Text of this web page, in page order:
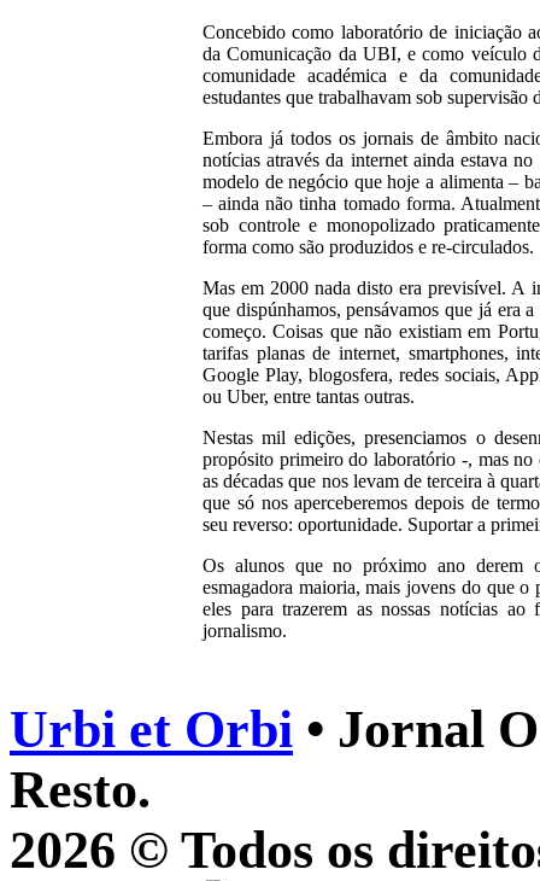
Concebido como laboratório de iniciação
da Comunicação da UBI, e como veículo
comunidade académica e da
estudantes que trabalhavam sob
Embora já todos os jornais de âmbito
notícias através da internet ainda estava
modelo de negócio que hoje a alimenta –
– ainda não tinha tomado forma.
sob controle e monopolizado
forma como são produzidos e re-circulados.
Mas em 2000 nada disto era previsível. A
que dispúnhamos, pensávamos que já era
começo. Coisas que não existiam em
tarifas planas de internet, smartphones,
Google Play, blogosfera, redes sociais,
ou Uber, entre tantas outras.
Nestas mil edições, presenciamos o
propósito primeiro do laboratório -, mas no
as décadas que nos levam de terceira à
que só nos aperceberemos depois de
seu reverso: oportunidade. Suportar a
Os alunos que no próximo ano derem
esmagadora maioria, mais jovens do que
eles para trazerem as nossas notícias
jornalismo.
Urbi et Orbi • Jornal
Resto.
2026 © Todos os